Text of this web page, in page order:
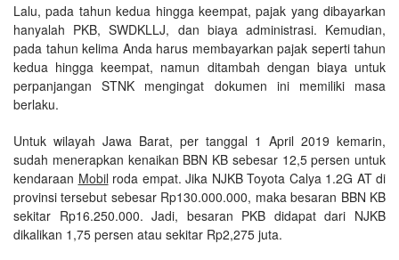
Lalu, pada tahun kedua hingga keempat, pajak yang dibayarkan
hanyalah PKB, SWDKLLJ, dan biaya administrasi. Kemudian,
pada tahun kelima Anda harus membayarkan pajak seperti tahun
kedua hingga keempat, namun ditambah dengan biaya untuk
perpanjangan STNK mengingat dokumen ini memiliki masa
berlaku.
Untuk wilayah Jawa Barat, per tanggal 1 April 2019 kemarin,
sudah menerapkan kenaikan BBN KB sebesar 12,5 persen untuk
kendaraan Mobil roda empat. Jika NJKB Toyota Calya 1.2G AT di
provinsi tersebut sebesar Rp130.000.000, maka besaran BBN KB
sekitar Rp16.250.000. Jadi, besaran PKB didapat dari NJKB
dikalikan 1,75 persen atau sekitar Rp2,275 juta.